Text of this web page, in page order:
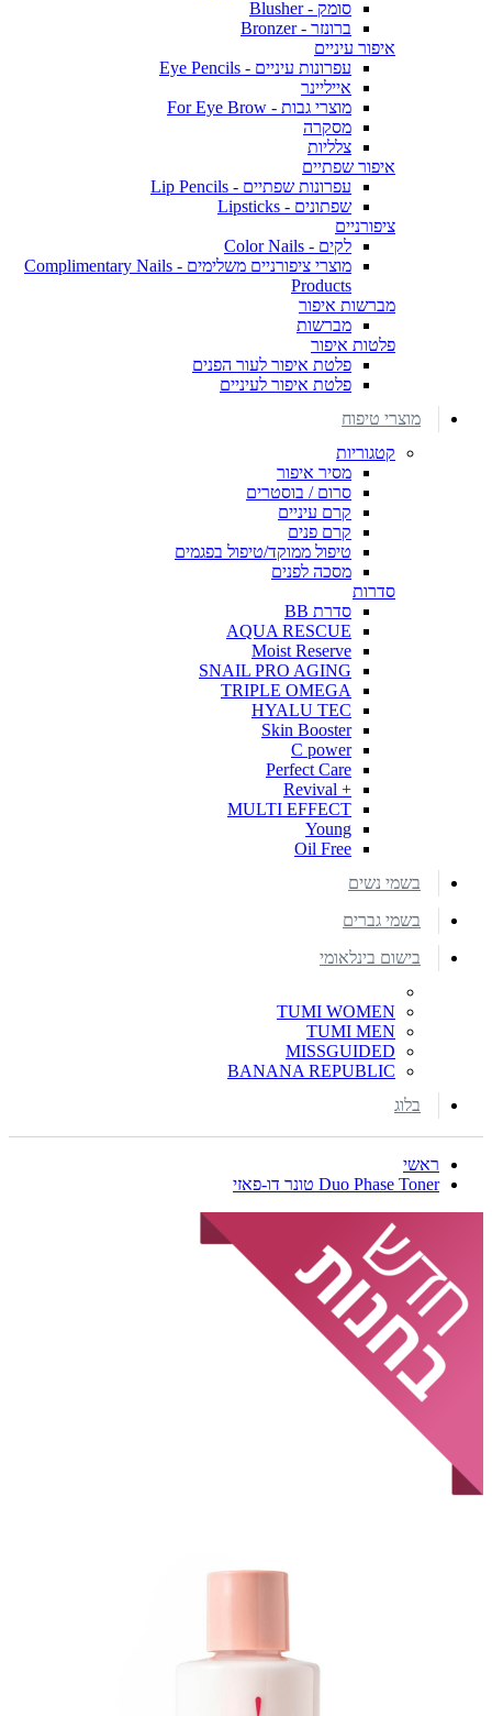
סומק - Blusher
ברונזר - Bronzer
איפור עיניים
עפרונות עיניים - Eye Pencils
אייליינר
מוצרי גבות - For Eye Brow
מסקרה
צלליות
איפור שפתיים
עפרונות שפתיים - Lip Pencils
שפתונים - Lipsticks
ציפורניים
לקים - Color Nails
מוצרי ציפורניים משלימים - Complimentary Nails
Products
מברשות איפור
מברשות
פלטות איפור
פלטת איפור לעור הפנים
פלטת איפור לעיניים
מוצרי טיפוח
קטגוריות
מסיר איפור
סרום / בוסטרים
קרם עיניים
קרם פנים
טיפול ממוקד/טיפול בפגמים
מסכה לפנים
סדרות
סדרת BB
AQUA RESCUE
Moist Reserve
SNAIL PRO AGING
TRIPLE OMEGA
HYALU TEC
Skin Booster
C power
Perfect Care
+ Revival
MULTI EFFECT
Young
Oil Free
בשמי נשים
בשמי גברים
בישום בינלאומי
TUMI WOMEN
TUMI MEN
MISSGUIDED
BANANA REPUBLIC
בלוג
ראשי
Duo Phase Toner טונר דו-פאזי